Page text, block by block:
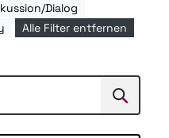
Dialog
Alle Filter entfernen
Suchen